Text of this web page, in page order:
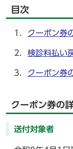
目次
1． クーポン券
2． 検診料払い
3． クーポン券
クーポン券の
送付対象者